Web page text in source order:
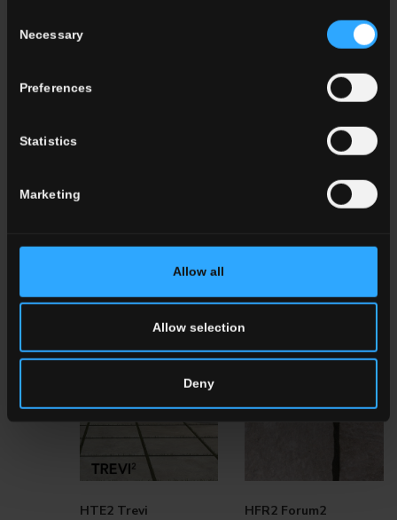
Selection
Necessary
Preferences
Statistics
Marketing
Allow all
Allow selection
Deny
Scarica la scheda
HTE2 Trevi HFR2 Forum2